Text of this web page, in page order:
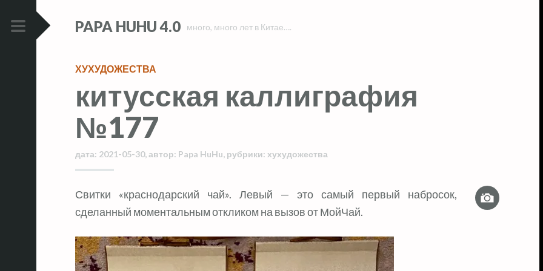
PRIMARY
PAPA HUHU 4.0 много, много лет в Китае….
ХУХУДОЖЕСТВА
китусская каллиграфия
№177
дата: 2021-05-30,автор: Papa HuHu, рубрики: хухудожества
Свитки «краснодарский чай». Левый — это самый первый набросок,
сделанный моментальным откликом на вызов от МойЧай.